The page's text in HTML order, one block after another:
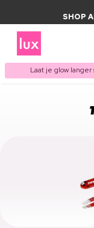
SHOP
Laat je glow